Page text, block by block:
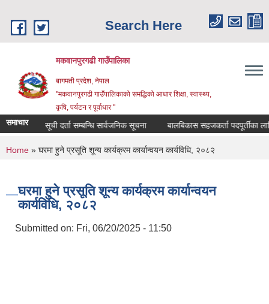
Search Here
मकवानपुरगढी गाउँपालिका
बागमती प्रदेश, नेपाल
"मकवानपुरगढी गाउँपालिकाको समद्धिको आधार शिक्षा, स्‍वास्‍थ्‍य,
कृषि, पर्यटन र पूर्वाधार "
समाचारसूची दर्ता सम्बन्धि सार्वजनिक सूचना बालबिकास सहजकर्ता पदपूर्तीका लागि
You are here
Home » घरमा हुने प्रसूति शून्य कार्यक्रम कार्यान्वयन कार्यविधि, २०८२
घरमा हुने प्रसूति शून्य कार्यक्रम कार्यान्वयन
कार्यविधि, २०८२
Submitted on: Fri, 06/20/2025 - 11:50